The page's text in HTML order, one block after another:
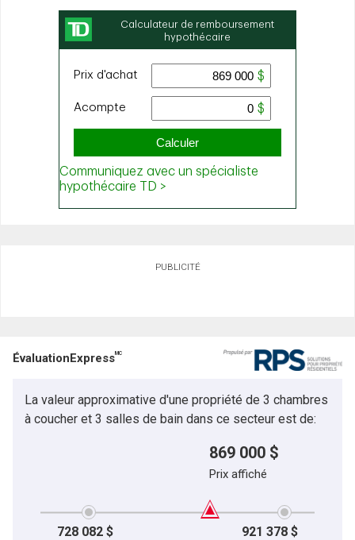
PUBLICITÉ
ÉvaluationExpressMC
La valeur approximative d'une propriété de 3 chambres
à coucher et 3 salles de bain dans ce secteur est de:
869 000 $
Prix affiché
728 082 $ 921 378 $